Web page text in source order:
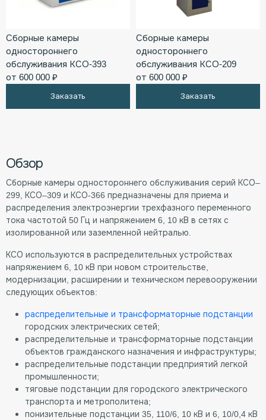
Сборные камеры
одностороннего
обслуживания КСО-393
от 600 000 ₽
Заказать
Сборные камеры
одностороннего
обслуживания КСО-209
от 600 000 ₽
Заказать
Обзор
Сборные камеры одностороннего обслуживания серий КСО–
299, КСО–309 и КСО-366 предназначены для приема и
распределения электроэнергии трехфазного переменного
тока частотой 50 Гц и напряжением 6, 10 кВ в сетях с
изолированной или заземленной нейтралью.
КСО используются в распределительных устройствах
напряжением 6, 10 кВ при новом строительстве,
модернизации, расширении и техническом перевооружении
следующих объектов:
распределительные и трансформаторные подстанции
городских электрических сетей;
распределительные и трансформаторные подстанции
объектов гражданского назначения и инфраструктуры;
распределительные подстанции предприятий легкой
промышленности;
тяговые подстанции для городского электрического
транспорта и метрополитена;
понизительные подстанции 35, 110/6, 10 кВ и 6, 10/0,4 кВ